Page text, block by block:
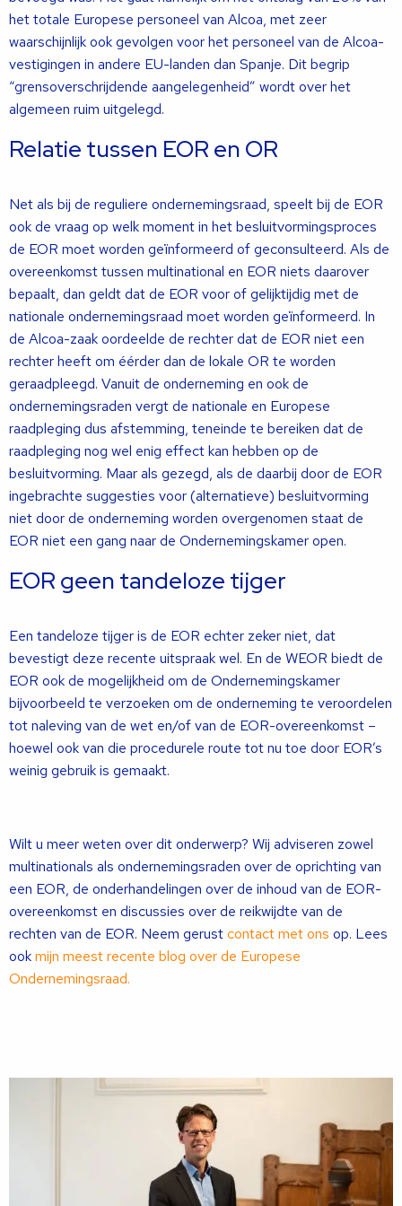
het totale Europese personeel van Alcoa, met zeer
waarschijnlijk ook gevolgen voor het personeel van de Alcoa-
vestigingen in andere EU-landen dan Spanje. Dit begrip
“grensoverschrijdende aangelegenheid” wordt over het
algemeen ruim uitgelegd.
Relatie tussen EOR en OR
Net als bij de reguliere ondernemingsraad, speelt bij de EOR
ook de vraag op welk moment in het besluitvormingsproces
de EOR moet worden geïnformeerd of geconsulteerd. Als de
overeenkomst tussen multinational en EOR niets daarover
bepaalt, dan geldt dat de EOR voor of gelijktijdig met de
nationale ondernemingsraad moet worden geïnformeerd. In
de Alcoa-zaak oordeelde de rechter dat de EOR niet een
rechter heeft om éérder dan de lokale OR te worden
geraadpleegd. Vanuit de onderneming en ook de
ondernemingsraden vergt de nationale en Europese
raadpleging dus afstemming, teneinde te bereiken dat de
raadpleging nog wel enig effect kan hebben op de
besluitvorming. Maar als gezegd, als de daarbij door de EOR
ingebrachte suggesties voor (alternatieve) besluitvorming
niet door de onderneming worden overgenomen staat de
EOR niet een gang naar de Ondernemingskamer open.
EOR geen tandeloze tijger
Een tandeloze tijger is de EOR echter zeker niet, dat
bevestigt deze recente uitspraak wel. En de WEOR biedt de
EOR ook de mogelijkheid om de Ondernemingskamer
bijvoorbeeld te verzoeken om de onderneming te veroordelen
tot naleving van de wet en/of van de EOR-overeenkomst –
hoewel ook van die procedurele route tot nu toe door EOR’s
weinig gebruik is gemaakt.
Wilt u meer weten over dit onderwerp? Wij adviseren zowel
multinationals als ondernemingsraden over de oprichting van
een EOR, de onderhandelingen over de inhoud van de EOR-
overeenkomst en discussies over de reikwijdte van de
rechten van de EOR. Neem gerustcontact met ons op. Lees
ookmijn meest recente blog over de Europese
Ondernemingsraad.